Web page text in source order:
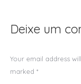
Deixe um
Your email address
marked *